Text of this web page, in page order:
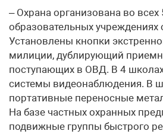
– Охрана организована во всех
образовательных учреждениях
Установлены кнопки
милиции, дублирующий
поступающих в ОВД. В 4
системы видеонаблюдения. В
портативные переносные
На базе частных охранных
подвижные группы быстрого